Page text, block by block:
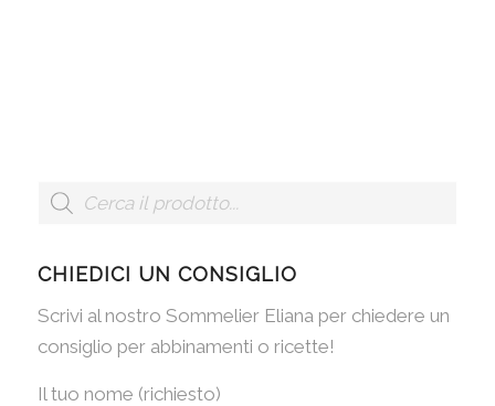
CHIEDICI UN CONSIGLIO
Scrivi al nostro Sommelier Eliana per chiedere un
consiglio per abbinamenti o ricette!
Il tuo nome (richiesto)